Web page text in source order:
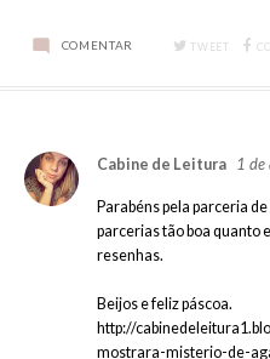
COMENTAR TWEET
Cabine de Leitura 1
Parabéns pela parceria
parcerias tão boa quanto
resenhas.
Beijos e feliz páscoa.
http://
mostrara-misterio-de-